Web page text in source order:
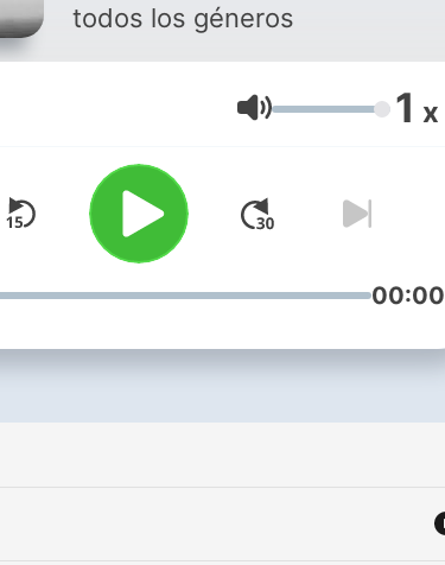
todos los géneros
Volumen 1 x
00:00